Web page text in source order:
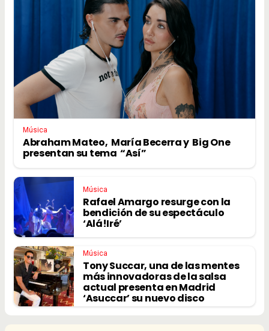
Música
Abraham Mateo, María Becerra y Big One
presentan su tema “Así”
Música
Rafael Amargo resurge con la
bendición de su espectáculo
‘Alá!Iré’
Música
Tony Succar, una de las mentes
más innovadoras de la salsa
actual presenta en Madrid
‘Asuccar’ su nuevo disco